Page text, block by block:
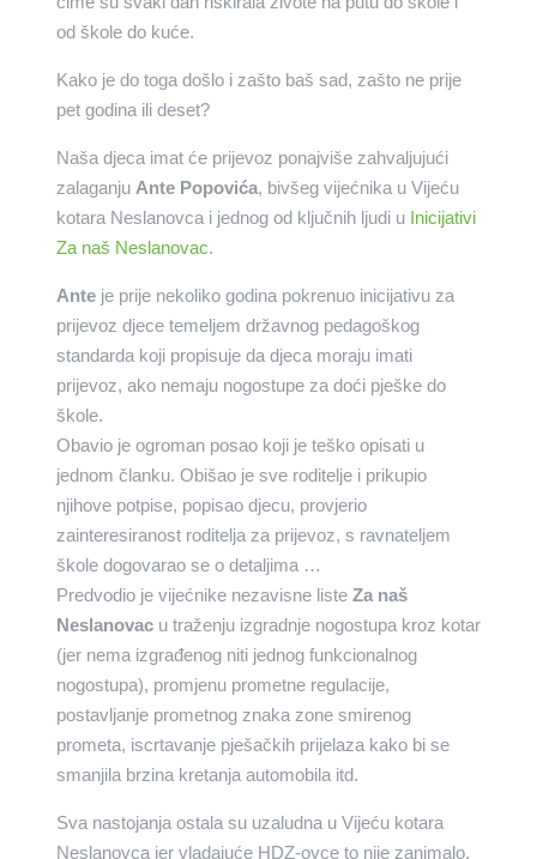
od škole do kuće.
Kako je do toga došlo i zašto baš sad, zašto ne prije
pet godina ili deset?
Naša djeca imat će prijevoz ponajviše zahvaljujući
zalaganju Ante Popovića, bivšeg vijećnika u Vijeću
kotara Neslanovca i jednog od ključnih ljudi u Inicijativi
Za naš Neslanovac.
Anteje prije nekoliko godina pokrenuo inicijativu za
prijevoz djece temeljem državnog pedagoškog
standarda koji propisuje da djeca moraju imati
prijevoz, ako nemaju nogostupe za doći pješke do
škole.
Obavio je ogroman posao koji je teško opisati u
jednom članku. Obišao je sve roditelje i prikupio
njihove potpise, popisao djecu, provjerio
zainteresiranost roditelja za prijevoz, s ravnateljem
škole dogovarao se o detaljima …
Predvodio je vijećnike nezavisne liste Za naš
Neslanovacu traženju izgradnje nogostupa kroz kotar
(jer nema izgrađenog niti jednog funkcionalnog
nogostupa), promjenu prometne regulacije,
postavljanje prometnog znaka zone smirenog
prometa, iscrtavanje pješačkih prijelaza kako bi se
smanjila brzina kretanja automobila itd.
Sva nastojanja ostala su uzaludna u Vijeću kotara
Neslanovca jer vladajuće HDZ-ovce to nije zanimalo,